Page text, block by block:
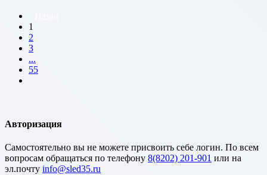
1
2
3
...
55
Авторизация
Cамостоятельно вы не можете присвоить себе логин. По всем
вопросам обращаться по телефону 8(8202) 201-901 или на
эл.почту